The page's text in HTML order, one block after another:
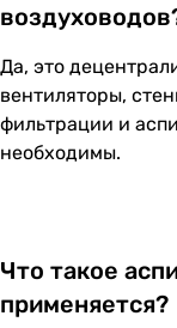
Да, это
вентиляторы,
фильтрации и
необходимы.
Что такое
применяется?